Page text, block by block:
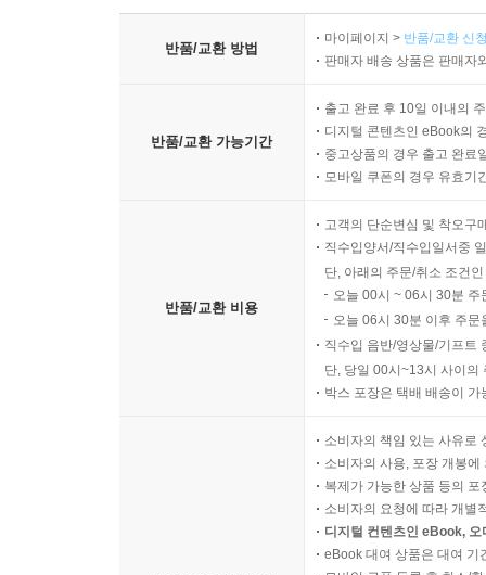
반품/교환 방법
마이페이지 > 반품/교환 신
판매자 배송 상품은 판매자
반품/교환 가능기간
출고 완료 후 10일 이내의
디지털 콘텐츠인 eBook의
중고상품의 경우 출고 완료
모바일 쿠폰의 경우 유효기
반품/교환 비용
고객의 단순변심 및 착오구
직수입양서/직수입일서중
단, 아래의 주문/취소 조건
오늘 00시 ~ 06시 30분
오늘 06시 30분 이후 주
직수입 음반/영상물/기프트
단, 당일 00시~13시 사이의
박스 포장은 택배 배송이
소비자의 책임 있는 사유로
소비자의 사용, 포장 개봉
복제가 가능한 상품 등의
소비자의 요청에 따라 개별
디지털 컨텐츠인 eBook,
eBook 대여 상품은 대여 기